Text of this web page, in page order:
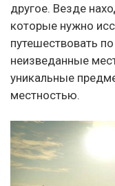
другое. Везде
которые нужно
путешествовать
неизведанные
уникальные
местностью.